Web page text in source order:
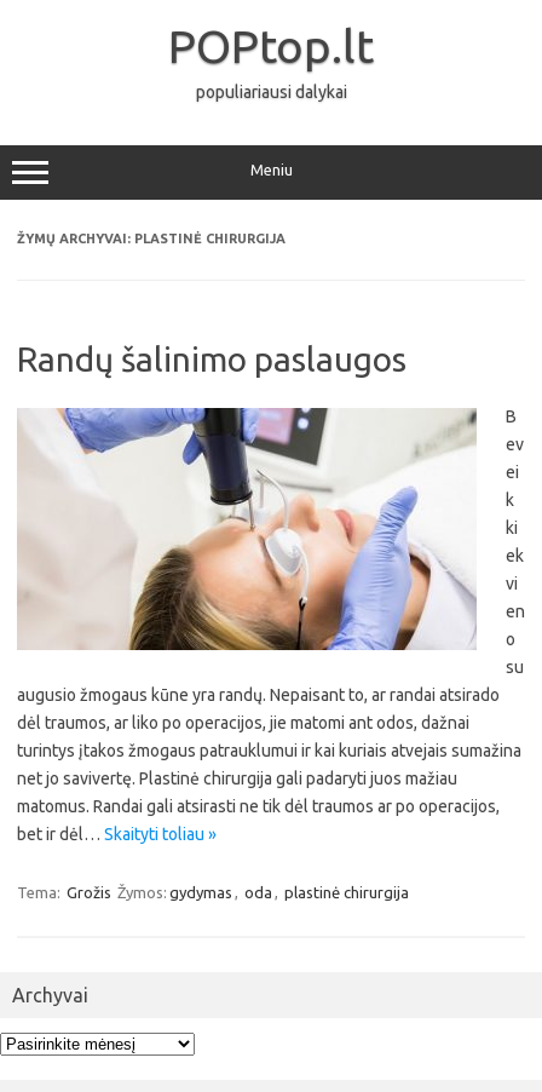
POPtop.lt
populiariausi dalykai
Meniu
ŽYMŲ ARCHYVAI: PLASTINĖ CHIRURGIJA
Randų šalinimo paslaugos
B
ev
ei
k
ki
ek
vi
en
o
su
augusio žmogaus kūne yra randų. Nepaisant to, ar randai atsirado
dėl traumos, ar liko po operacijos, jie matomi ant odos, dažnai
turintys įtakos žmogaus patrauklumui ir kai kuriais atvejais sumažina
net jo savivertę. Plastinė chirurgija gali padaryti juos mažiau
matomus. Randai gali atsirasti ne tik dėl traumos ar po operacijos,
bet ir dėl… Skaityti toliau »
Tema: Grožis Žymos: gydymas , oda , plastinė chirurgija
Archyvai
Archyvai